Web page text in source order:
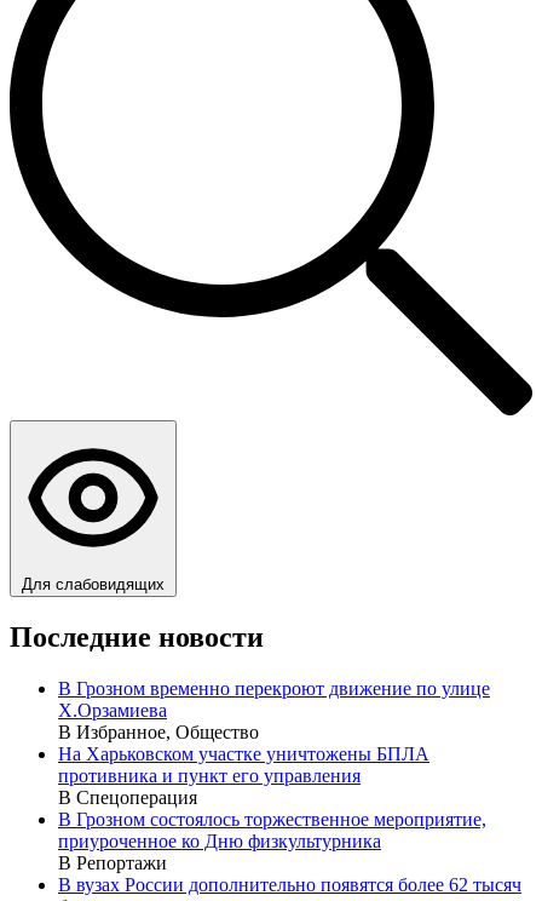
Для слабовидящих
Последние новости
В Грозном временно перекроют движение по улице
Х.Орзамиева
В Избранное, Общество
На Харьковском участке уничтожены БПЛА
противника и пункт его управления
В Спецоперация
В Грозном состоялось торжественное мероприятие,
приуроченное ко Дню физкультурника
В Репортажи
В вузах России дополнительно появятся более 62 тысяч